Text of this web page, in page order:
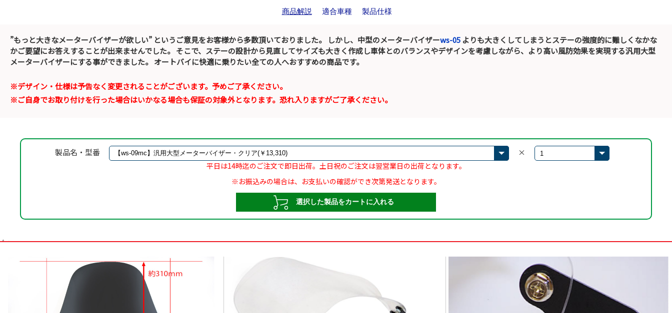
商品解説 適合車種 製品仕様
”もっと大きなメーターバイザーが欲しい” というご意見をお客様から多数頂いておりました。 しかし、中型のメーターバイザーws-05 よりも大きくしてしまうとステーの強度的に難しくなかな
かご要望にお答えすることが出来ませんでした。 そこで、ステーの設計から見直してサイズも大きく作成し車体とのバランスやデザインを考慮しながら、より高い風防効果を実現する汎用大型
メーターバイザーにする事ができました。 オートバイに快適に乗りたい全ての人へおすすめの商品です。
※デザイン・仕様は予告なく変更されることがございます。予めご了承ください。
※ご自身でお取り付けを行った場合はいかなる場合も保証の対象外となります。恐れ入りますがご了承ください。
製品名・型番 ×
平日は14時迄のご注文で即日出荷。土日祝のご注文は翌営業日の出荷となります。
※お振込みの場合は、お支払いの確認ができ次第発送となります。